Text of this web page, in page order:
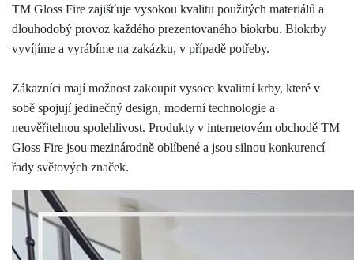
TM Gloss Fire zajišťuje vysokou kvalitu použitých materiálů a
dlouhodobý provoz každého prezentovaného biokrbu. Biokrby
vyvíjíme a vyrábíme na zakázku, v případě potřeby.
Zákazníci mají možnost zakoupit vysoce kvalitní krby, které v
sobě spojují jedinečný design, moderní technologie a
neuvěřitelnou spolehlivost. Produkty v internetovém obchodě TM
Gloss Fire jsou mezinárodně oblíbené a jsou silnou konkurencí
řady světových značek.